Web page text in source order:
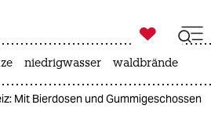
zahl ich
ich

taz zahl ich
niedrigwasser waldbrände
Mit Bierdosen und Gummigeschossen